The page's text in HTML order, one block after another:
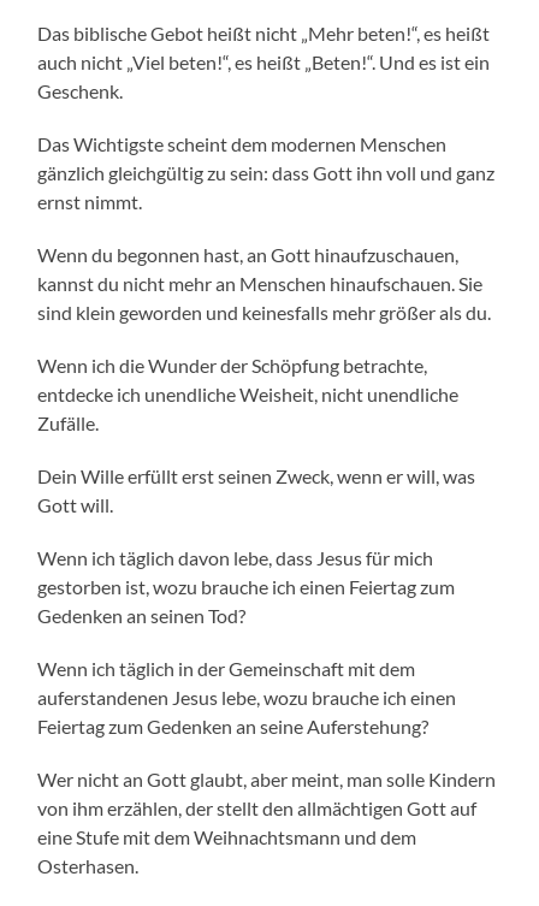
Das biblische Gebot heißt nicht „Mehr beten!“, es heißt
auch nicht „Viel beten!“, es heißt „Beten!“. Und es ist ein
Geschenk.
Das Wichtigste scheint dem modernen Menschen
gänzlich gleichgültig zu sein: dass Gott ihn voll und ganz
ernst nimmt.
Wenn du begonnen hast, an Gott hinaufzuschauen,
kannst du nicht mehr an Menschen hinaufschauen. Sie
sind klein geworden und keinesfalls mehr größer als du.
Wenn ich die Wunder der Schöpfung betrachte,
entdecke ich unendliche Weisheit, nicht unendliche
Zufälle.
Dein Wille erfüllt erst seinen Zweck, wenn er will, was
Gott will.
Wenn ich täglich davon lebe, dass Jesus für mich
gestorben ist, wozu brauche ich einen Feiertag zum
Gedenken an seinen Tod?
Wenn ich täglich in der Gemeinschaft mit dem
auferstandenen Jesus lebe, wozu brauche ich einen
Feiertag zum Gedenken an seine Auferstehung?
Wer nicht an Gott glaubt, aber meint, man solle Kindern
von ihm erzählen, der stellt den allmächtigen Gott auf
eine Stufe mit dem Weihnachtsmann und dem
Osterhasen.